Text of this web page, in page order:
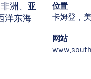
洲、亚
洋东海
位置
卡姆登，
网站